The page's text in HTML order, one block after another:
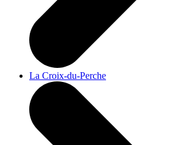
La Croix-du-Perche